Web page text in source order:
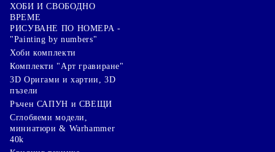
ХОБИ И СВОБОДНО
ВРЕМЕ
РИСУВАНЕ ПО НОМЕРА -
"Painting by numbers"
Хоби комплекти
Комплекти "Арт гравиране"
3D Оригами и хартии, 3D
пъзели
Ръчен САПУН и СВЕЩИ
Сглобяеми модели,
миниатюри & Warhammer
40k